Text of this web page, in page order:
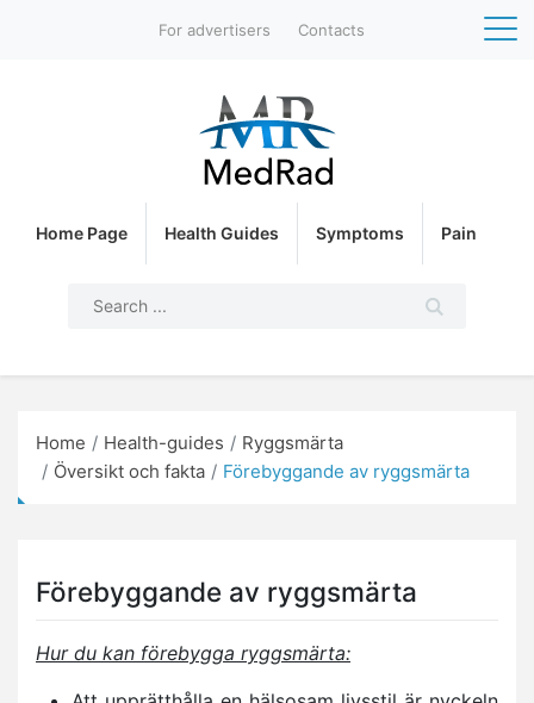
For advertisers Contacts
Home Page Health Guides Symptoms Pain
Home Health-guides
Ryggsmärta
Översikt och fakta
Förebyggande av ryggsmärta
Förebyggande av ryggsmärta
Hur du kan förebygga ryggsmärta: